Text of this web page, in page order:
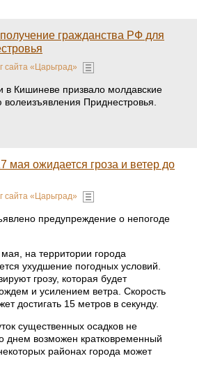
гражданства РФ для
сайта «Царьград»
в Кишиневе призвало молдавские
волеизъявления Приднестровья.
мая ожидается гроза и ветер до
сайта «Царьград»
предупреждение о непогоде
на территории города
ухудшение погодных условий.
грозу, которая будет
и усилением ветра. Скорость
достигать 15 метров в секунду.
существенных осадков не
днем возможен кратковременный
районах города может